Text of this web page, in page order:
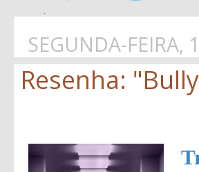
SEGUNDA-FEIRA,
Resenha: